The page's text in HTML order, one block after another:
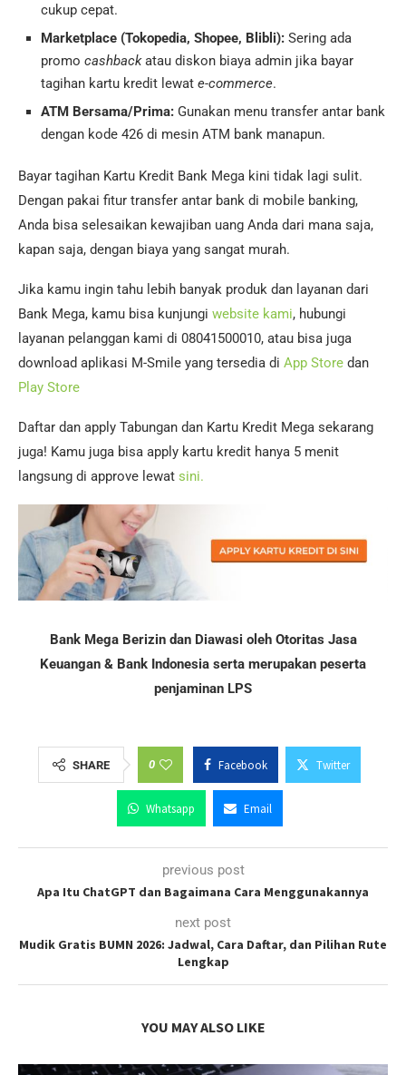
cukup cepat.
Marketplace (Tokopedia, Shopee, Blibli): Sering ada
promo cashbackatau diskon biaya admin jika bayar
tagihan kartu kredit lewat e-commerce.
ATM Bersama/Prima: Gunakan menu transfer antar bank
dengan kode 426 di mesin ATM bank manapun.
Bayar tagihan Kartu Kredit Bank Mega kini tidak lagi sulit.
Dengan pakai fitur transfer antar bank di mobile banking,
Anda bisa selesaikan kewajiban uang Anda dari mana saja,
kapan saja, dengan biaya yang sangat murah.
Jika kamu ingin tahu lebih banyak produk dan layanan dari
Bank Mega, kamu bisa kunjungi website kami, hubungi
layanan pelanggan kami di 08041500010, atau bisa juga
download aplikasi M-Smile yang tersedia di App Store dan
Play Store
Daftar dan apply Tabungan dan Kartu Kredit Mega sekarang
juga! Kamu juga bisa apply kartu kredit hanya 5 menit
langsung di approve lewat sini.
Bank Mega Berizin dan Diawasi oleh Otoritas Jasa
Keuangan & Bank Indonesia serta merupakan peserta
penjaminan LPS
SHARE 0 Facebook Twitter
Whatsapp Email
previous post
Apa Itu ChatGPT dan Bagaimana Cara Menggunakannya
next post
Mudik Gratis BUMN 2026: Jadwal, Cara Daftar, dan Pilihan Rute
Lengkap
YOU MAY ALSO LIKE